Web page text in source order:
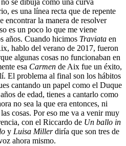
se dibuja como una curva
es una línea recta que de repente
encontrar la manera de resolver
es un poco lo que me viene
años. Cuando hicimos Traviata en
hablo del verano de 2017, fueron
algunas cosas no funcionaban en
esa Carmen de Aix fue un éxito,
El problema al final son los hábitos
cantando un papel como el Duque
de edad, tienes a cantarlo como
no sea la que era entonces, ni
cosas. Por eso me va a venir muy
con el Riccardo de Un ballo in
y Luisa Millerdiría que son tres de
ahora mismo.